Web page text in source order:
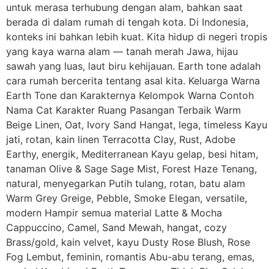
untuk merasa terhubung dengan alam, bahkan saat
berada di dalam rumah di tengah kota. Di Indonesia,
konteks ini bahkan lebih kuat. Kita hidup di negeri tropis
yang kaya warna alam — tanah merah Jawa, hijau
sawah yang luas, laut biru kehijauan. Earth tone adalah
cara rumah bercerita tentang asal kita. Keluarga Warna
Earth Tone dan Karakternya Kelompok Warna Contoh
Nama Cat Karakter Ruang Pasangan Terbaik Warm
Beige Linen, Oat, Ivory Sand Hangat, lega, timeless Kayu
jati, rotan, kain linen Terracotta Clay, Rust, Adobe
Earthy, energik, Mediterranean Kayu gelap, besi hitam,
tanaman Olive & Sage Sage Mist, Forest Haze Tenang,
natural, menyegarkan Putih tulang, rotan, batu alam
Warm Grey Greige, Pebble, Smoke Elegan, versatile,
modern Hampir semua material Latte & Mocha
Cappuccino, Camel, Sand Mewah, hangat, cozy
Brass/gold, kain velvet, kayu Dusty Rose Blush, Rose
Fog Lembut, feminin, romantis Abu-abu terang, emas,